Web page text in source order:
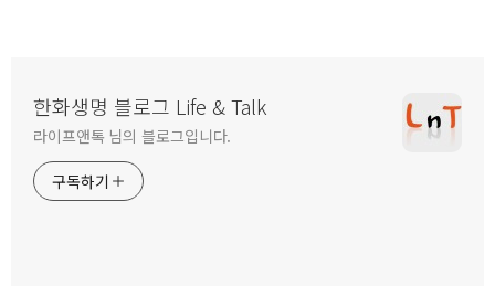
한화생명 블로그 Life & Talk
라이프앤톡 님의 블로그입니다.
구독하기